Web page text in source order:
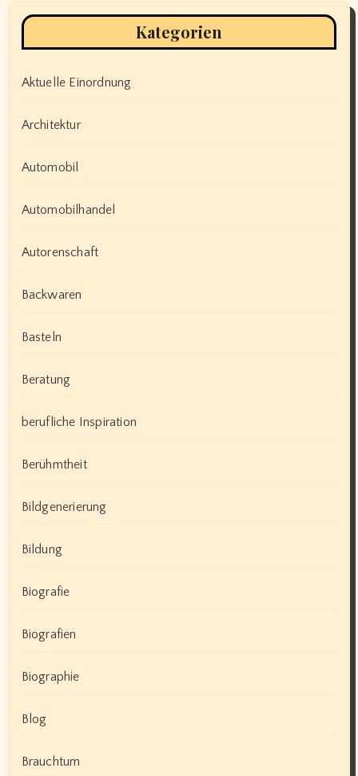
Kategorien
Aktuelle Einordnung
Architektur
Automobil
Automobilhandel
Autorenschaft
Backwaren
Basteln
Beratung
berufliche Inspiration
Berühmtheit
Bildgenerierung
Bildung
Biografie
Biografien
Biographie
Blog
Brauchtum